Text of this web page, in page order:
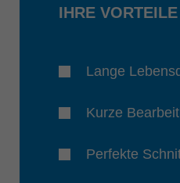
IHRE VORTEILE
Lange
Kurze
Perfekte